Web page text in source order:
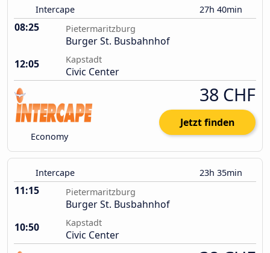
Intercape 27h 40min
08:25 Pietermaritzburg
Burger St. Busbahnhof
12:05
Kapstadt
Civic Center
Economy
38 CHF
Jetzt finden
Intercape 23h 35min
11:15 Pietermaritzburg
Burger St. Busbahnhof
10:50
Kapstadt
Civic Center